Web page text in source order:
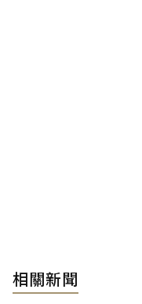
相關新聞